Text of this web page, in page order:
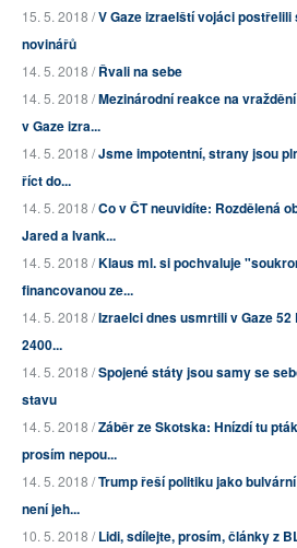
15. 5. 2018 /V Gaze izraelští vojáci
novinářů
14. 5. 2018 /Řvali na sebe
14. 5. 2018 /Mezinárodní reakce na
v Gaze izra...
14. 5. 2018 /Jsme impotentní, strany jsou
říct do...
14. 5. 2018 /Co v ČT neuvidíte: Rozdělená
Jared a Ivank...
14. 5. 2018 /Klaus ml. si pochvaluje
financovanou ze...
14. 5. 2018 /Izraelci dnes usmrtili v Gaze
2400...
14. 5. 2018 /Spojené státy jsou samy se
stavu
14. 5. 2018 /Záběr ze Skotska: Hnízdí tu
prosím nepou...
14. 5. 2018 /Trump řeší politiku jako
není jeh...
10. 5. 2018 /Lidi, sdílejte, prosím, články z